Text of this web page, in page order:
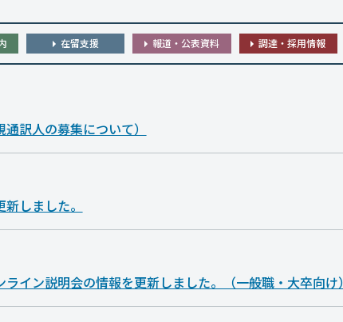
在留支援 報道・公表資料 調達・採用情報
訳人の募集について）
しました。
イン説明会の情報を更新しました。（一般職・大卒向け）